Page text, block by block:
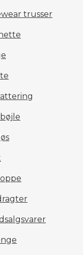
trusser